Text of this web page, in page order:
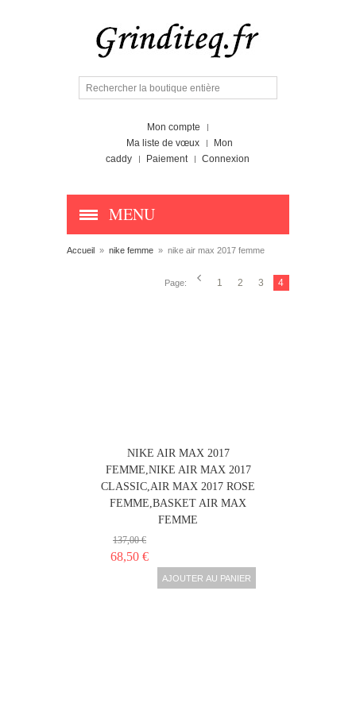
Mon compte
Ma liste de vœux
Mon
caddy
Paiement Connexion
MENU
Accueil » nike femme » nike air max 2017 femme
Page: 1 2 3 4
NIKE AIR MAX 2017
FEMME,NIKE AIR MAX 2017
CLASSIC,AIR MAX 2017 ROSE
FEMME,BASKET AIR MAX
FEMME
137,00 €
68,50 €
AJOUTER AU PANIER